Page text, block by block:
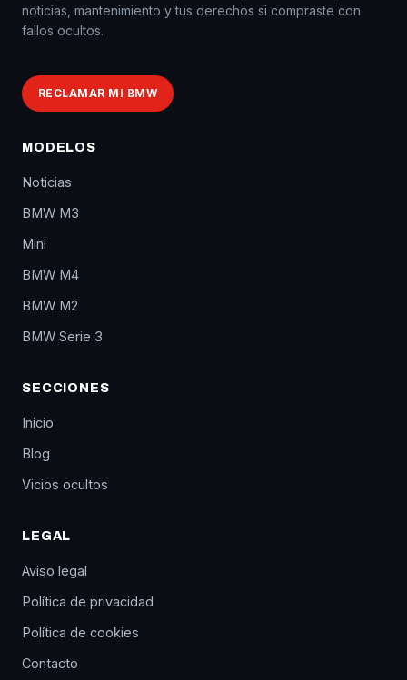
noticias, mantenimiento y tus derechos si compraste con
fallos ocultos.
RECLAMAR MI BMW
MODELOS
Noticias
BMW M3
Mini
BMW M4
BMW M2
BMW Serie 3
SECCIONES
Inicio
Blog
Vicios ocultos
LEGAL
Aviso legal
Política de privacidad
Política de cookies
Contacto